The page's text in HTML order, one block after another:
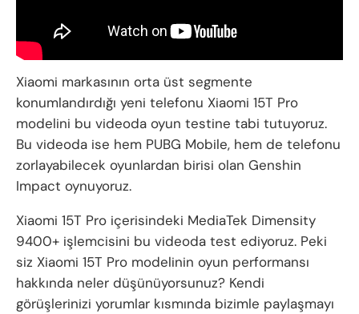
Xiaomi markasının orta üst segmente
konumlandırdığı yeni telefonu Xiaomi 15T Pro
modelini bu videoda oyun testine tabi tutuyoruz.
Bu videoda ise hem PUBG Mobile, hem de telefonu
zorlayabilecek oyunlardan birisi olan Genshin
Impact oynuyoruz.
Xiaomi 15T Pro içerisindeki MediaTek Dimensity
9400+ işlemcisini bu videoda test ediyoruz. Peki
siz Xiaomi 15T Pro modelinin oyun performansı
hakkında neler düşünüyorsunuz? Kendi
görüşlerinizi yorumlar kısmında bizimle paylaşmayı